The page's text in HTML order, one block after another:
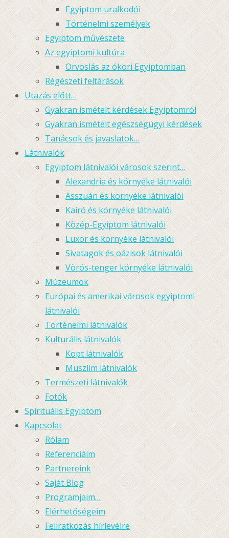
Egyiptom uralkodói
Történelmi személyek
Egyiptom művészete
Az egyiptomi kultúra
Orvoslás az ókori Egyiptomban
Régészeti feltárások
Utazás előtt…
Gyakran ismételt kérdések Egyiptomról
Gyakran ismételt egészségügyi kérdések
Tanácsok és javaslatok…
Látnivalók
Egyiptom látnivalói városok szerint…
Alexandria és környéke látnivalói
Asszuán és környéke látnivalói
Kairó és környéke látnivalói
Közép-Egyiptom látnivalói
Luxor és környéke látnivalói
Sivatagok és oázisok látnivalói
Vörös-tenger környéke látnivalói
Múzeumok
Európai és amerikai városok egyiptomi
látnivalói
Történelmi látnivalók
Kulturális látnivalók
Kopt látnivalók
Muszlim látnivalók
Természeti látnivalók
Fotók
Spirituális Egyiptom
Kapcsolat
Rólam
Referenciáim
Partnereink
Saját Blog
Programjaim…
Elérhetőségeim
Feliratkozás hírlevélre